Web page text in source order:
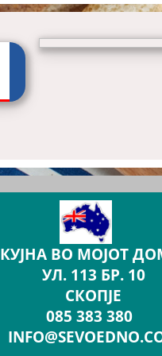
КУЈНА ВО МОЈОТ
УЛ. 113 БР. 10
СКОПЈЕ
085 383 380